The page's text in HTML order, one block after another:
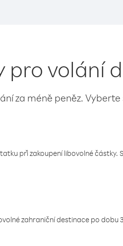
pro volání
za méně peněz.
při zakoupení libovolné
zahraniční destinace po dobu